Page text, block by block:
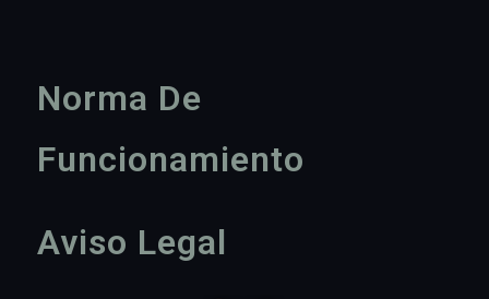
Norma De
Funcionamiento
Aviso Legal